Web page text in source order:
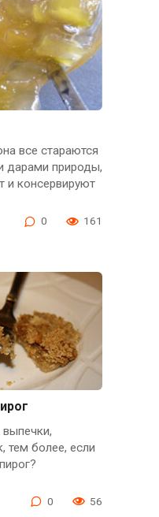
все стараются
дарами природы,
и консервируют
0 161
тем более, если
0 56